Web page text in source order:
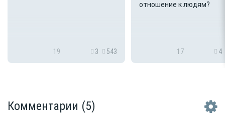
19 3 543
отношение к людям?
17 4
Комментарии (5)